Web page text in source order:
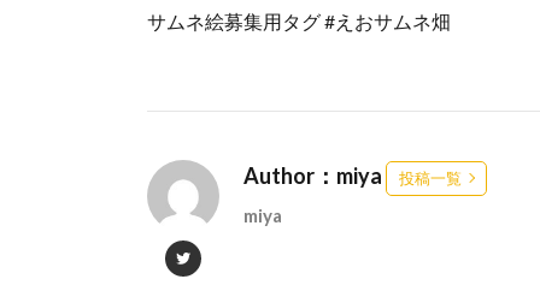
サムネ絵募集用タグ #えおサムネ畑
Author：miya 投稿一覧
miya